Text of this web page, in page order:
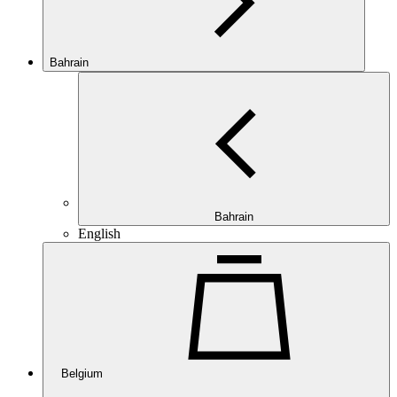
Bahrain
Bahrain
English
Belgium